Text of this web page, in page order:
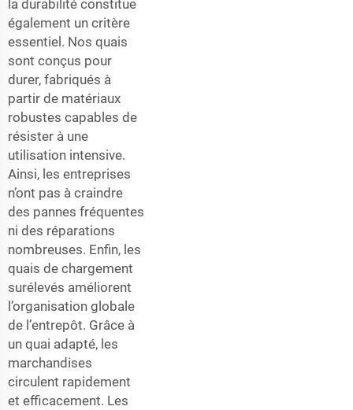
la durabilité constitue
également un critère
essentiel. Nos quais
sont conçus pour
durer, fabriqués à
partir de matériaux
robustes capables de
résister à une
utilisation intensive.
Ainsi, les entreprises
n’ont pas à craindre
des pannes fréquentes
ni des réparations
nombreuses. Enfin, les
quais de chargement
surélevés améliorent
l’organisation globale
de l’entrepôt. Grâce à
un quai adapté, les
marchandises
circulent rapidement
et efficacement. Les